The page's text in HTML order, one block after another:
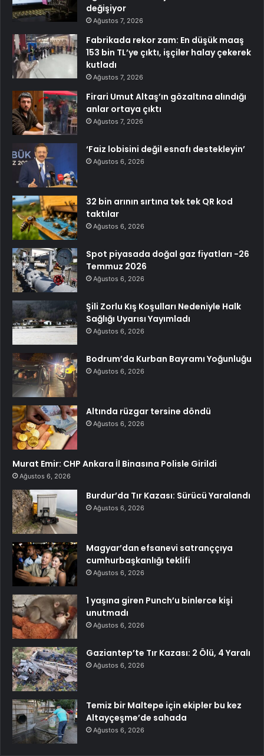
değişiyor
Ağustos 7, 2026
Fabrikada rekor zam: En düşük maaş
153 bin TL’ye çıktı, işçiler halay çekerek
kutladı
Ağustos 7, 2026
Firari Umut Altaş’ın gözaltına alındığı
anlar ortaya çıktı
Ağustos 7, 2026
‘Faiz lobisini değil esnafı destekleyin’
Ağustos 6, 2026
32 bin arının sırtına tek tek QR kod
taktılar
Ağustos 6, 2026
Spot piyasada doğal gaz fiyatları -26
Temmuz 2026
Ağustos 6, 2026
Şili Zorlu Kış Koşulları Nedeniyle Halk
Sağlığı Uyarısı Yayımladı
Ağustos 6, 2026
Bodrum’da Kurban Bayramı Yoğunluğu
Ağustos 6, 2026
Altında rüzgar tersine döndü
Ağustos 6, 2026
Murat Emir: CHP Ankara İl Binasına Polisle Girildi
Ağustos 6, 2026
Burdur’da Tır Kazası: Sürücü Yaralandı
Ağustos 6, 2026
Magyar’dan efsanevi satranççıya
cumhurbaşkanlığı teklifi
Ağustos 6, 2026
1 yaşına giren Punch’u binlerce kişi
unutmadı
Ağustos 6, 2026
Gaziantep’te Tır Kazası: 2 Ölü, 4 Yaralı
Ağustos 6, 2026
Temiz bir Maltepe için ekipler bu kez
Altayçeşme’de sahada
Ağustos 6, 2026